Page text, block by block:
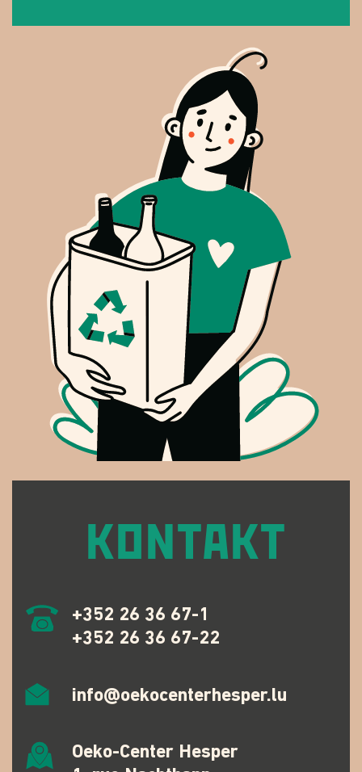
KONTAKT
+352 26 36 67-1
+352 26 36 67-22
info@oekocenterhesper.lu
Oeko-Center Hesper